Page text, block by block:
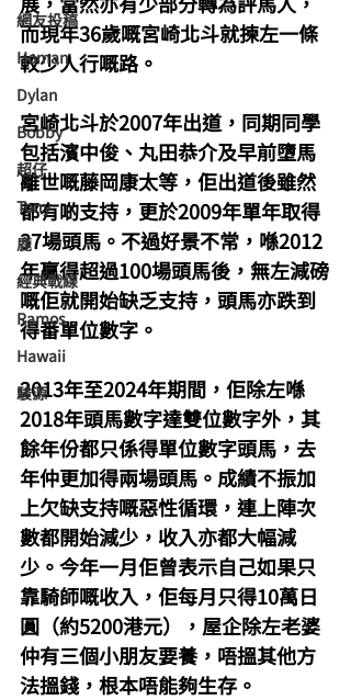
網友投稿
Homan
Dylan
Bobby
超仔
Tony
鹿
經典戰線
Ramos
Hawaii
駿源
而現年36歲嘅宮崎北斗就揀左一條
較少人行嘅路。
宮崎北斗於2007年出道，同期同學
包括濱中俊、丸田恭介及早前墮馬
離世嘅藤岡康太等，佢出道後雖然
都有啲支持，更於2009年單年取得
37場頭馬。不過好景不常，喺2012
年贏得超過100場頭馬後，無左減磅
嘅佢就開始缺乏支持，頭馬亦跌到
得番單位數字。
2013年至2024年期間，佢除左喺
2018年頭馬數字達雙位數字外，其
餘年份都只係得單位數字頭馬，去
年仲更加得兩場頭馬。成績不振加
上欠缺支持嘅惡性循環，連上陣次
數都開始減少，收入亦都大幅減
少。今年一月佢曾表示自己如果只
靠騎師嘅收入，佢每月只得10萬日
圓（約5200港元），屋企除左老婆
仲有三個小朋友要養，唔搵其他方
法搵錢，根本唔能夠生存。